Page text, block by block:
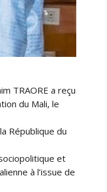
TRAORE a reçu
du Mali, le
République du
et
à l’issue de